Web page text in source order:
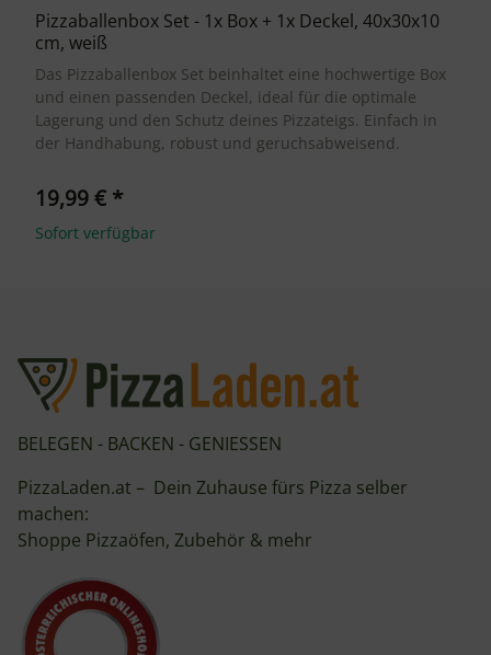
Pizzaballenbox Set - 1x Box + 1x Deckel, 40x30x10
cm, weiß
Das Pizzaballenbox Set beinhaltet eine hochwertige Box
und einen passenden Deckel, ideal für die optimale
Lagerung und den Schutz deines Pizzateigs. Einfach in
der Handhabung, robust und geruchsabweisend.
19,99 € *
Sofort verfügbar
BELEGEN - BACKEN - GENIESSEN
PizzaLaden.at – Dein Zuhause fürs Pizza selber
machen:
Shoppe Pizzaöfen, Zubehör & mehr